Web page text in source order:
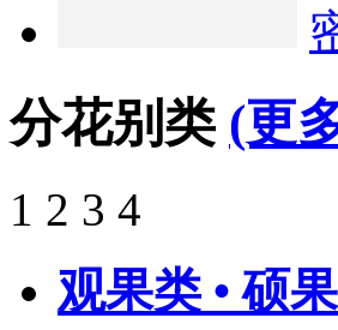
分花别类 (更
1 2 3 4
观果类 • 硕